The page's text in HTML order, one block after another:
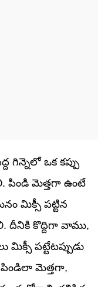
గిన్నెలో ఒక కప్పు
పిండి మెత్తగా ఉంటే
మిక్సీ పట్టిన
కొద్దిగా వాము,
పట్టేటప్పుడు
మెత్తగా,